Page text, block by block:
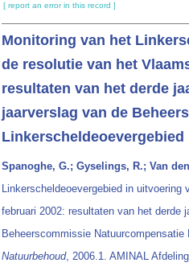
[ report an error in this record ]
Monitoring van het
de resolutie van het
resultaten van het derde
jaarverslag van de
Linkerscheldeoevergebied
Spanoghe, G.; Gyselings, R.; Van
Linkerscheldeoevergebied in
februari 2002: resultaten van het derde
Beheerscommissie Natuurcompensatie
Natuurbehoud, 2006.1. AMINAL